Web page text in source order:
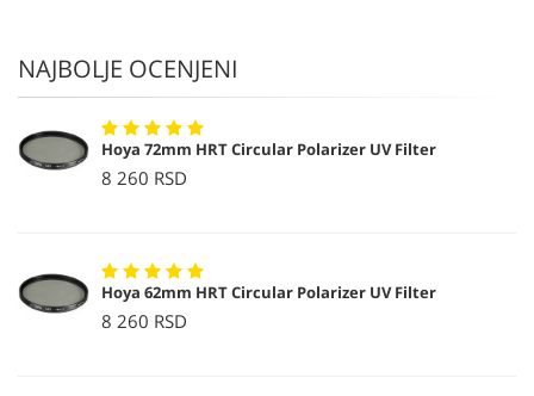
NAJBOLJE OCENJENI
Hoya 72mm HRT Circular Polarizer UV Filter
8 260 RSD
Hoya 62mm HRT Circular Polarizer UV Filter
8 260 RSD